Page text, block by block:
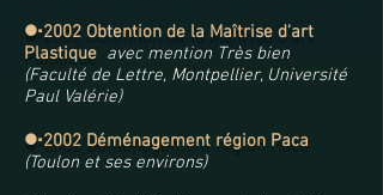
l2002 Obtention de la Maîtrise d'art
Plastique avec mention Très bien
(Faculté de Lettre, Montpellier, Université
Paul Valérie)
l2002 Déménagement région Paca
(Toulon et ses environs)